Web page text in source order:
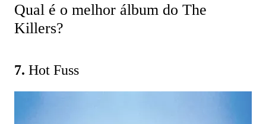
Qual é o melhor álbum do The
Killers?
7. Hot Fuss